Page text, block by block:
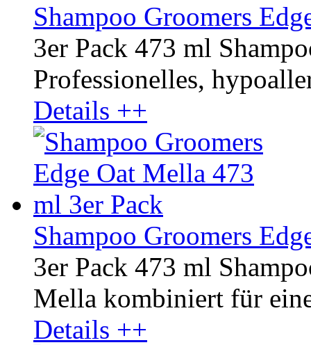
Shampoo Groomers
3er Pack 473 ml
Professionelles,
Details ++
Shampoo Groomers
3er Pack 473 ml
Mella kombiniert für
Details ++